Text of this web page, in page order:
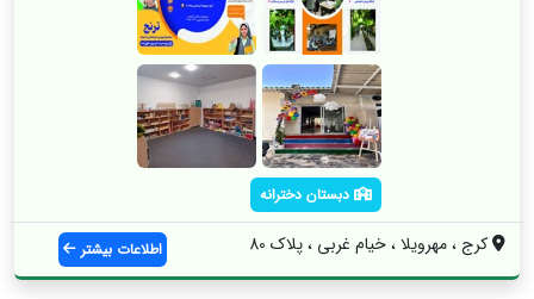
دبستان دخترانه
کرج ، مهرویلا ، خیام غربی ، پلاک 80 اطلاعات بیشتر